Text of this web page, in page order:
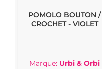
POMOLO BOUTON /
CROCHET - VIOLET
Marque: Urbi & Orbi